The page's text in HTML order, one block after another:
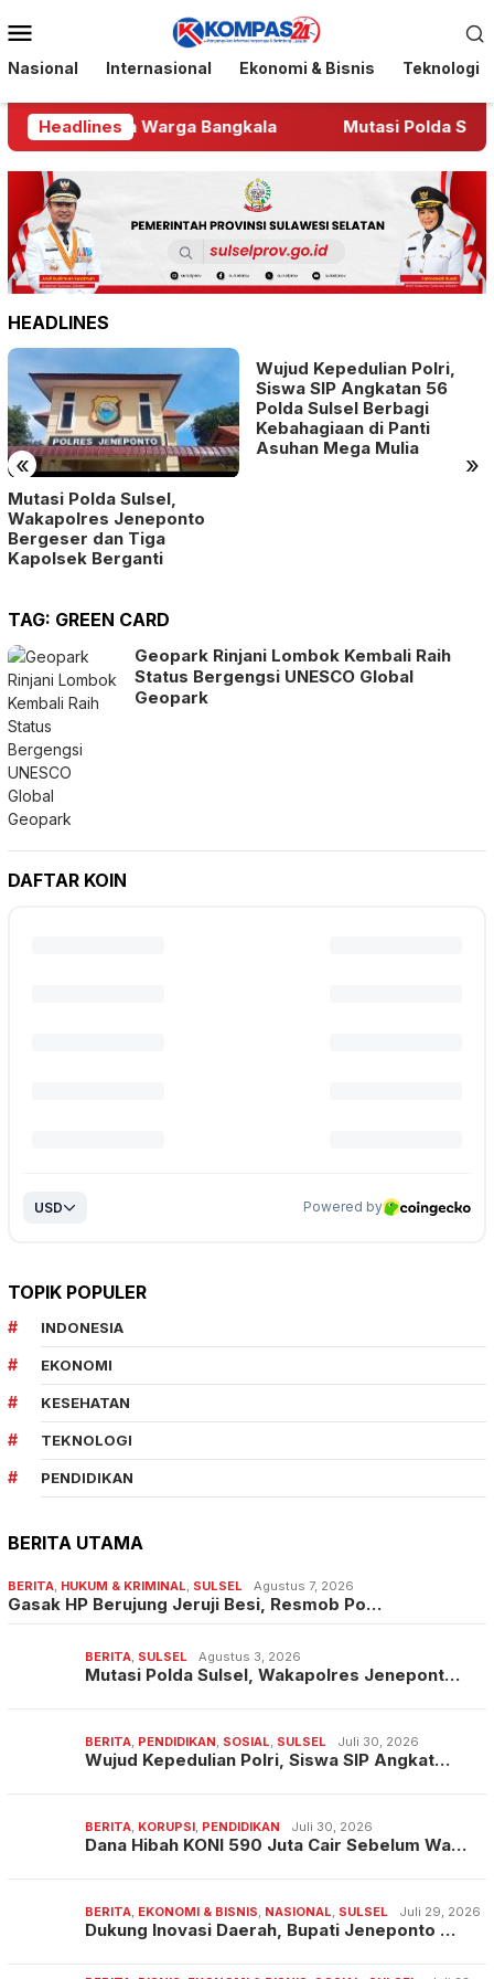
ke
kontenMobile
Nasional Internasional Ekonomi & Bisnis Teknologi
Headlines
Pria Warga Bangkala Mutasi Polda
HEADLINES
« »
Mutasi Polda Sulsel,
Wakapolres Jeneponto
Bergeser dan Tiga
Kapolsek Berganti
Wujud Kepedulian Polri,
Siswa SIP Angkatan 56
Polda Sulsel Berbagi
Kebahagiaan di Panti
Asuhan Mega Mulia
TAG: GREEN CARD
Geopark Rinjani Lombok Kembali Raih
Status Bergengsi UNESCO Global
Geopark
DAFTAR KOIN
TOPIK POPULER
INDONESIA
EKONOMI
KESEHATAN
TEKNOLOGI
PENDIDIKAN
BERITA UTAMA
BERITA HUKUM & KRIMINAL SULSEL Agustus 7, 2026
Gasak HP Berujung Jeruji Besi, Resmob Po…
BERITA SULSEL Agustus 3, 2026
Mutasi Polda Sulsel, Wakapolres Jenepont…
BERITA PENDIDIKAN SOSIAL SULSEL Juli 30, 2026
Wujud Kepedulian Polri, Siswa SIP Angkat…
BERITA KORUPSI PENDIDIKAN Juli 30, 2026
Dana Hibah KONI 590 Juta Cair Sebelum Wa…
BERITA EKONOMI & BISNIS NASIONAL SULSEL Juli 29, 2026
Dukung Inovasi Daerah, Bupati Jeneponto …